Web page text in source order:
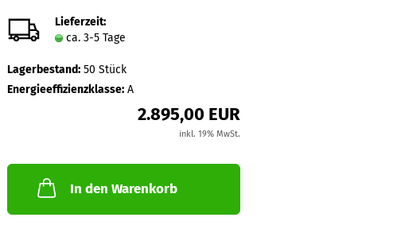
Lieferzeit:
ca. 3-5 Tage
Lagerbestand: 50 Stück
Energieeffizienzklasse: A
2.895,00 EUR
inkl. 19% MwSt.
In den Warenkorb